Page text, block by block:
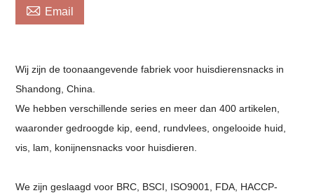
 Email
Wij zijn de toonaangevende fabriek voor huisdierensnacks in
Shandong, China.
We hebben verschillende series en meer dan 400 artikelen,
waaronder gedroogde kip, eend, rundvlees, ongelooide huid,
vis, lam, konijnensnacks voor huisdieren.
We zijn geslaagd voor BRC, BSCI, ISO9001, FDA, HACCP-